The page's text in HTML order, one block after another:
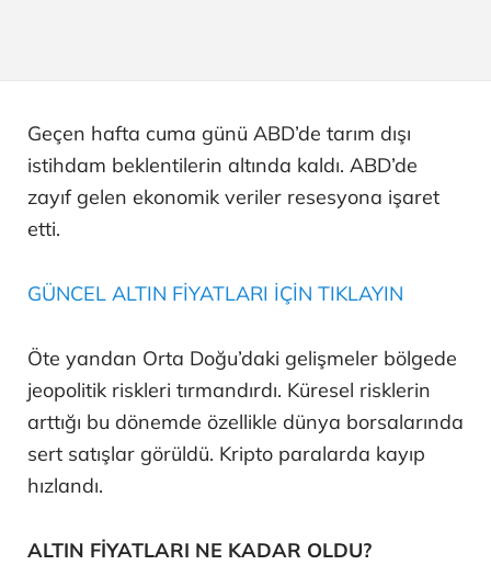
Geçen hafta cuma günü ABD’de tarım dışı
istihdam beklentilerin altında kaldı. ABD’de
zayıf gelen ekonomik veriler resesyona işaret
etti.
GÜNCEL ALTIN FİYATLARI İÇİN TIKLAYIN
Öte yandan Orta Doğu’daki gelişmeler bölgede
jeopolitik riskleri tırmandırdı. Küresel risklerin
arttığı bu dönemde özellikle dünya borsalarında
sert satışlar görüldü. Kripto paralarda kayıp
hızlandı.
ALTIN FİYATLARI NE KADAR OLDU?